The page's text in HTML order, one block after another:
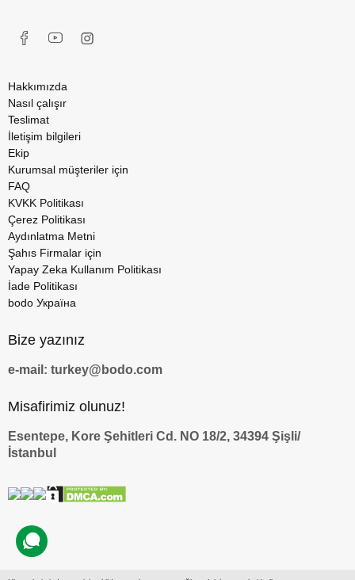
Hakkımızda
Nasıl çalışır
Teslimat
İletişim bilgileri
Ekip
Kurumsal müşteriler için
FAQ
KVKK Politikası
Çerez Politikası
Aydınlatma Metni
Şahıs Firmalar için
Yapay Zeka Kullanım Politikası
İade Politikası
bodo Україна
Bize yazınız
e-mail: turkey@bodo.com
Misafirimiz olunuz!
Esentepe, Kore Şehitleri Cd. NO 18/2, 34394 Şişli/
İstanbul